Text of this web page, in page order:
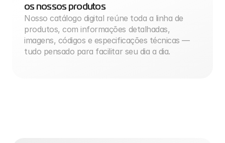
os nossos produtos
Nosso catálogo digital reúne toda a linha de
produtos, com informações detalhadas,
imagens, códigos e especificações técnicas —
tudo pensado para facilitar seu dia a dia.